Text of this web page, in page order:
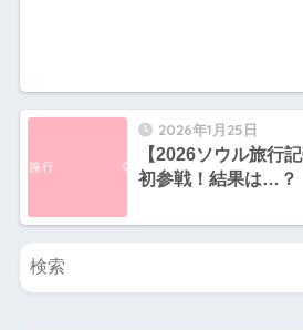
2026年1月25日
【2026ソウル旅行
初参戦！結果は…？